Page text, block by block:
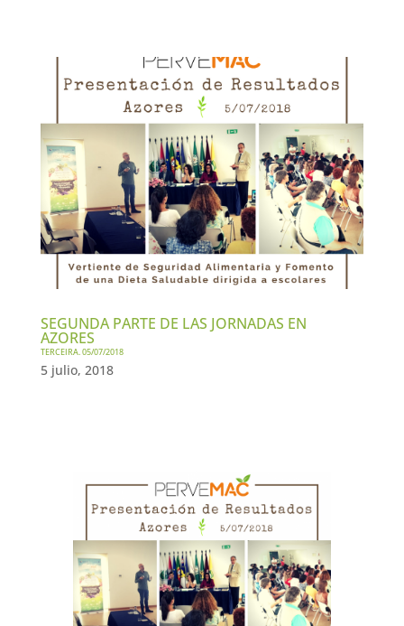
SEGUNDA PARTE DE LAS JORNADAS EN
AZORES
TERCEIRA. 05/07/2018
5 julio, 2018